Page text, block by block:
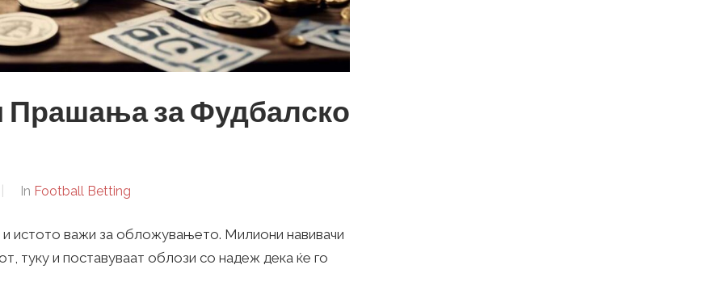
Прашања за Фудбалско
In Football Betting
истото важи за обложувањето. Милиони навивачи
туку и поставуваат облози со надеж дека ќе го